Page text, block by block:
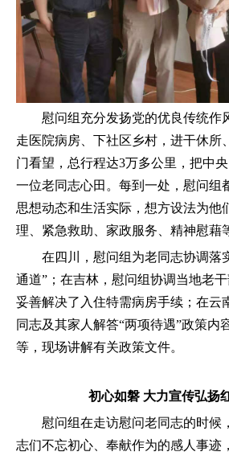
慰问组充分发扬党的优良传统作
走医院病房、下社区乡村，进干休所
门看望，总行程达3万多公里，把中
一位老同志心田。每到一处，慰问组
思想动态和生活实际，想方设法为他
理、紧急救助、家政服务、精神慰藉
在四川，慰问组为老同志协调落
通道”；在吉林，慰问组协调当地老
妥善解决了入住特需病房手续；在云
同志及其家人解答“两项待遇”政策内
等，现场讲解有关政策文件。
初心如磐 大力宣传弘扬
慰问组在走访慰问老同志的时候
志们不忘初心、奉献作为的感人事迹